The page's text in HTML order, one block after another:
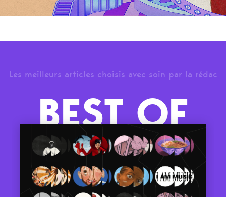
Les meilleurs articles choisis avec soin par la rédac
BEST OF